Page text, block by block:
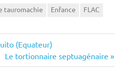
tauromachie Enfance FLAC
(Equateur)
Next
Post:
Le tortionnaire septuagénaire